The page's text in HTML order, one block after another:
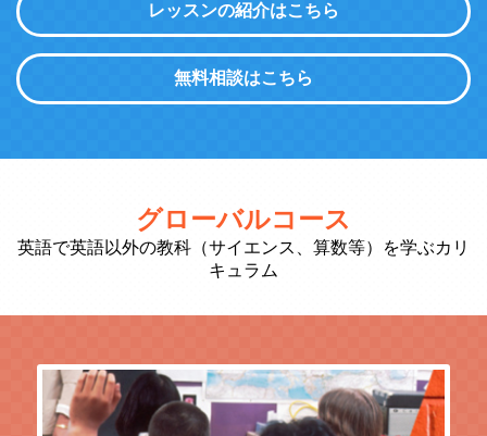
レッスンの紹介はこちら
無料相談はこちら
グローバルコース
英語で英語以外の教科（サイエンス、算数等）を学ぶカリ
キュラム